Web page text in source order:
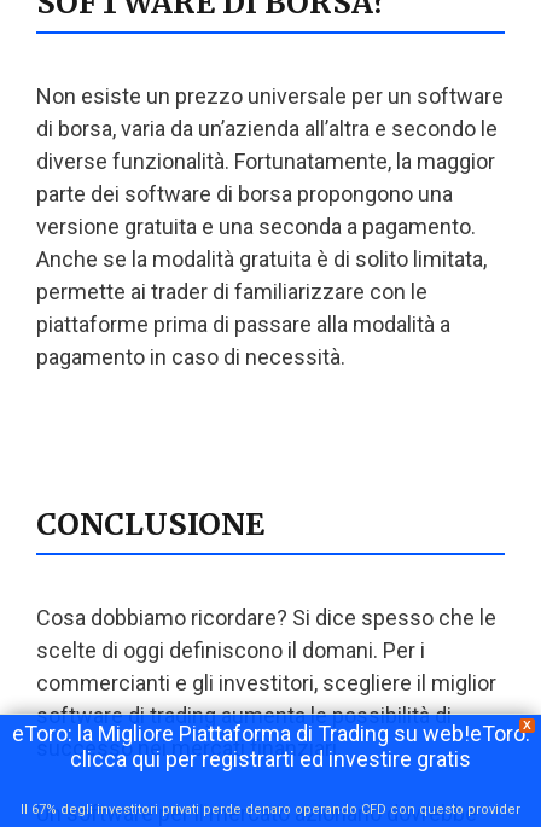
Non esiste un prezzo universale per un software
di borsa, varia da un’azienda all’altra e secondo le
diverse funzionalità. Fortunatamente, la maggior
parte dei software di borsa propongono una
versione gratuita e una seconda a pagamento.
Anche se la modalità gratuita è di solito limitata,
permette ai trader di familiarizzare con le
piattaforme prima di passare alla modalità a
pagamento in caso di necessità.
CONCLUSIONE
Cosa dobbiamo ricordare? Si dice spesso che le
scelte di oggi definiscono il domani. Per i
commercianti e gli investitori, scegliere il miglior
software di trading aumenta le possibilità di
successo nei mercati finanziari.
Un software per il mercato azionario dovrebbe
X
eToro: la Migliore Piattaforma di Trading su web!eToro:
clicca qui per registrarti ed investire gratis
Il 67% degli investitori privati perde denaro operando CFD con questo provider